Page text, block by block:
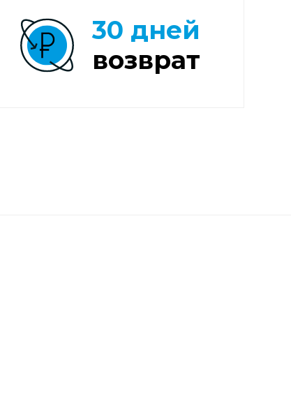
30 дней
возврат